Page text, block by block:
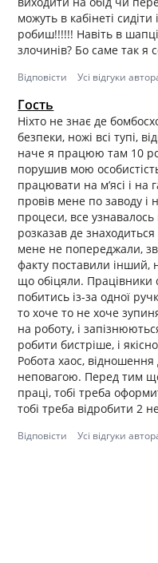
можуть в кабінеті
робиш!!!!!! Навіть в
злочинів? Бо саме так я
Відповісти Усі відгуки
Гость
Ніхто не знає де
безпеки, ножі всі тупі,
наче я працюю там 10
порушив мою
працювати на м’ясі і на
провів мене по заводу і
процеси, все узнавалось
розказав де
мене не попереджали,
факту поставили інший,
що обіцяли. Працівники
побитись із-за одної
то хоче то не хоче
на роботу, і
робити бистріше, і
Робота хаос, відношення
неповагою. Перед тим
праці, тобі треба
тобі треба відробити 2
Відповісти Усі відгуки